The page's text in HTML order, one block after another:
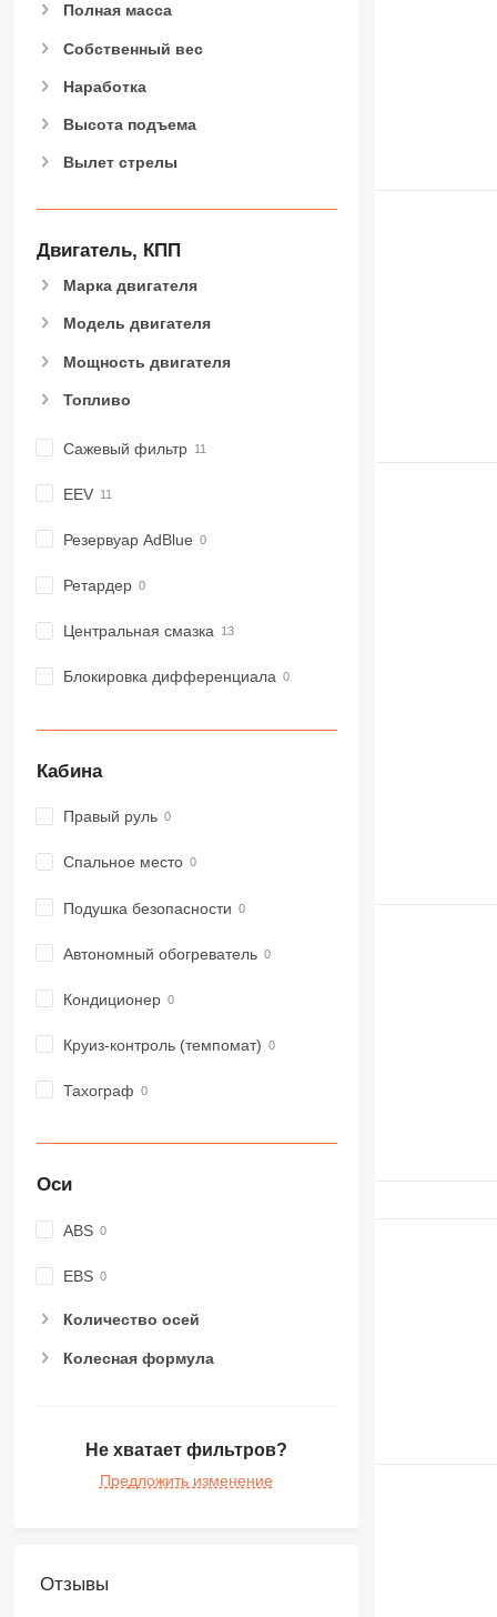
Полная масса
Собственный вес
Наработка
Высота подъема
Вылет стрелы
Двигатель, КПП
Марка двигателя
Модель двигателя
Мощность двигателя
Топливо
Сажевый фильтр
EEV
Резервуар AdBlue
Ретардер
Центральная смазка
Блокировка дифференциала
Кабина
Правый руль
Спальное место
Подушка безопасности
Автономный обогреватель
Кондиционер
Круиз-контроль (темпомат)
Тахограф
Оси
ABS
EBS
Количество осей
Колесная формула
Не хватает фильтров?
Предложить изменение
Отзывы